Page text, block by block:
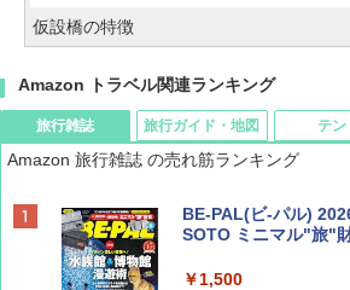
仮設橋の特徴
Amazon トラベル関連ランキング
旅行雑誌
Amazon 旅行雑誌 の売れ筋ランキング
BE-PAL(ビ-パル)
SOTO ミニマル"旅"
￥1,500
旅行ガイド・地図 テン